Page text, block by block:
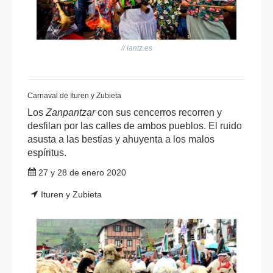
// lantz.es
Carnaval de Ituren y Zubieta
Los Zanpantzar con sus cencerros recorren y
desfilan por las calles de ambos pueblos. El ruido
asusta a las bestias y ahuyenta a los malos
espíritus.
27 y 28 de enero 2020
Ituren y Zubieta